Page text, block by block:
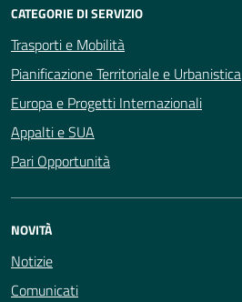
CATEGORIE DI SERVIZIO
Trasporti e Mobilità
Pianificazione Territoriale e Urbanistica
Europa e Progetti Internazionali
Appalti e SUA
Pari Opportunità
NOVITÀ
Notizie
Comunicati